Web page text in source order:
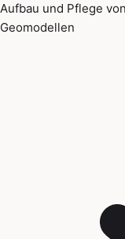
Aufbau und Pflege
Geomodellen